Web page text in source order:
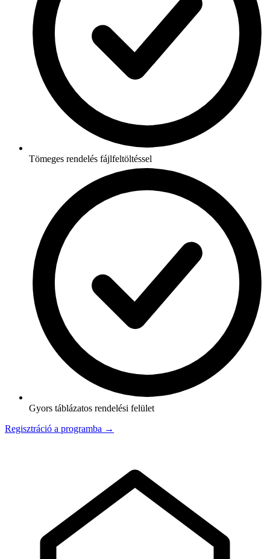
Tömeges rendelés fájlfeltöltéssel
Gyors táblázatos rendelési felület
Regisztráció a programba →